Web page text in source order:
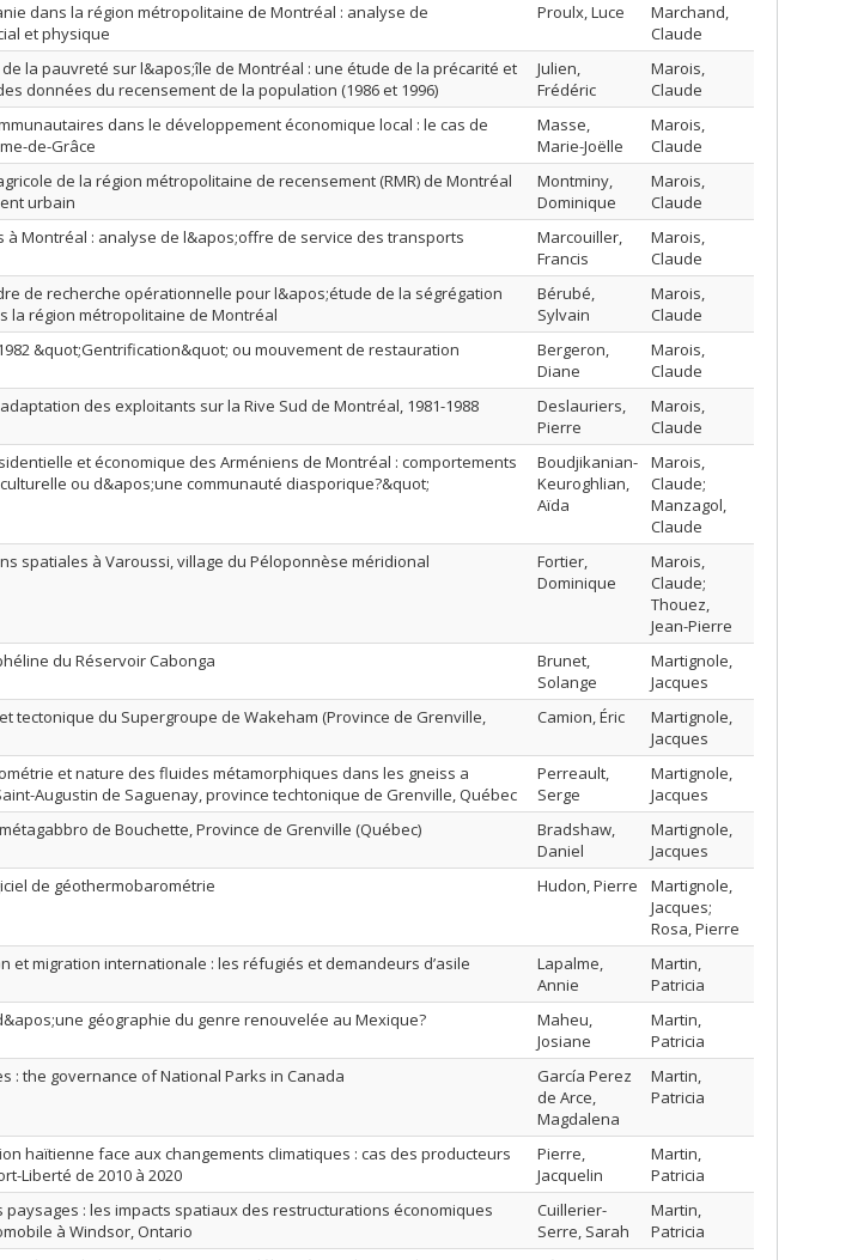
dans la région métropolitaine de Montréal : analyse de
et physique
Proulx, Luce
Marchand,
Claude
la pauvreté sur l&apos;île de Montréal : une étude de la précarité et
données du recensement de la population (1986 et 1996)
Julien,
Frédéric
Marois,
Claude
dans le développement économique local : le cas de
de-Grâce
Masse,
Marie-Joëlle
Marois,
Claude
de la région métropolitaine de recensement (RMR) de Montréal
urbain
Montminy,
Dominique
Marois,
Claude
à Montréal : analyse de l&apos;offre de service des transports
Marcouiller,
Francis
Marois,
Claude
de recherche opérationnelle pour l&apos;étude de la ségrégation
la région métropolitaine de Montréal
Bérubé,
Sylvain
Marois,
Claude
&quot;Gentrification&quot; ou mouvement de restauration
Bergeron,
Diane
Marois,
Claude
des exploitants sur la Rive Sud de Montréal, 1981-1988
Deslauriers,
Pierre
Marois,
Claude
et économique des Arméniens de Montréal : comportements
ou d&apos;une communauté diasporique?&quot;
Boudjikanian-
Keuroghlian,
Aïda
Marois,
Claude;
Manzagol,
Claude
spatiales à Varoussi, village du Péloponnèse méridional
Fortier,
Dominique
Marois,
Claude;
Thouez,
Jean-Pierre
du Réservoir Cabonga
Brunet,
Solange
Martignole,
Jacques
tectonique du Supergroupe de Wakeham (Province de Grenville,
Camion, Éric
Martignole,
Jacques
et nature des fluides métamorphiques dans les gneiss a
Augustin de Saguenay, province techtonique de Grenville, Québec
Perreault,
Serge
Martignole,
Jacques
de Bouchette, Province de Grenville (Québec)
Bradshaw,
Daniel
Martignole,
Jacques
de géothermobarométrie Hudon, Pierre
Martignole,
Jacques;
Rosa, Pierre
et migration internationale : les réfugiés et demandeurs d’asile
Lapalme,
Annie
Martin,
Patricia
géographie du genre renouvelée au Mexique?
Maheu,
Josiane
Martin,
Patricia
: the governance of National Parks in Canada
García Perez
de Arce,
Magdalena
Martin,
Patricia
haïtienne face aux changements climatiques : cas des producteurs
Liberté de 2010 à 2020
Pierre,
Jacquelin
Martin,
Patricia
paysages : les impacts spatiaux des restructurations économiques
à Windsor, Ontario
Cuillerier-
Serre, Sarah
Martin,
Patricia